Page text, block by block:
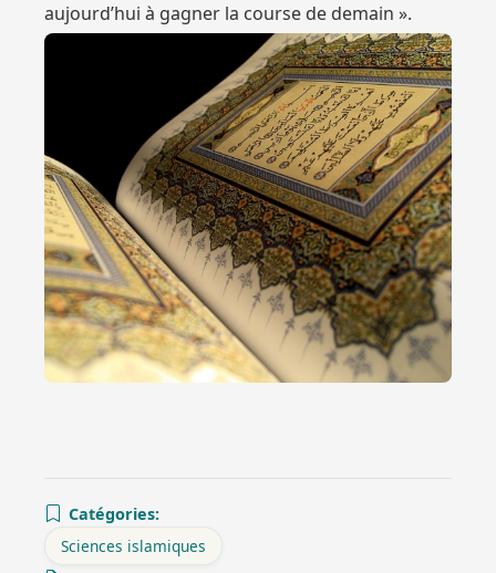
aujourd’hui à gagner la course de demain ».
Catégories:
Sciences islamiques